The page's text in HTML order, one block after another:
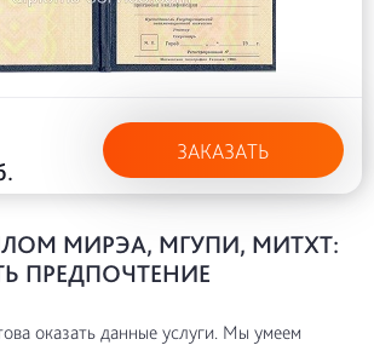
ЗАКАЗАТЬ
МИРЭА, МГУПИ, МИТХТ:
ПРЕДПОЧТЕНИЕ
оказать данные услуги. Мы умеем